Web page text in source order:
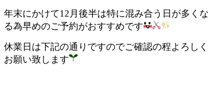
年末にかけて12月後半は特に混み合う日が多くな
る為早めのご予約がおすすめです
休業日は下記の通りですのでご確認の程よろしく
お願い致します